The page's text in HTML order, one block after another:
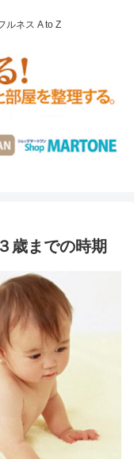
ルネス A to Z
歳までの時期